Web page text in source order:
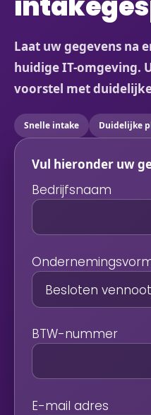
Laat uw gegevens na
huidige IT-omgeving.
voorstel met
Snelle intake Duidelijke
Vul hieronder uw
Bedrijfsnaam
BTW-nummer
E-mail adres